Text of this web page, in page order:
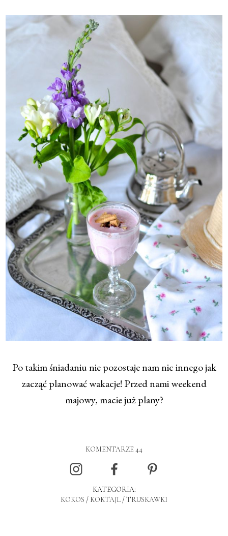
Po takim śniadaniu nie pozostaje nam nic innego jak
zacząć planować wakacje! Przed nami weekend
majowy, macie już plany?
KOMENTARZE 44
KATEGORIA:
KOKOS / KOKTAJL /TRUSKAWKI